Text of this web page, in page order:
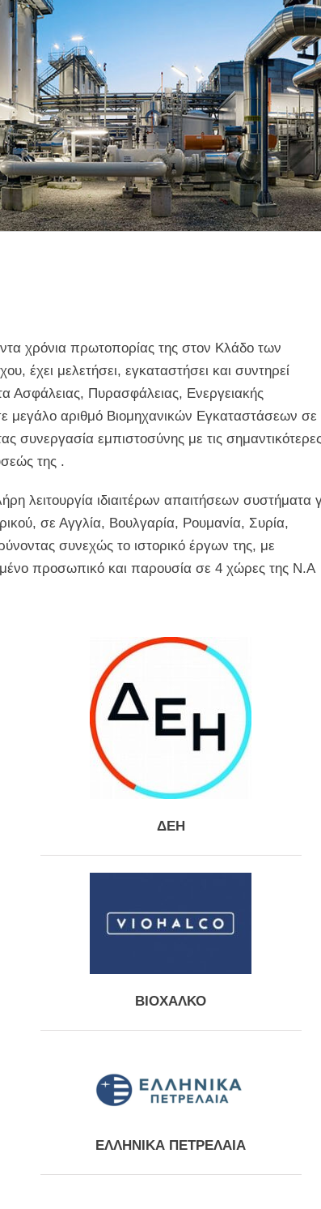
χρόνια πρωτοπορίας της στον Κλάδο των
έχει μελετήσει, εγκαταστήσει και συντηρεί
Ασφάλειας, Πυρασφάλειας, Ενεργειακής
μεγάλο αριθμό Βιομηχανικών Εγκαταστάσεων σε
συνεργασία εμπιστοσύνης με τις σημαντικότερες
της .
λειτουργία ιδιαιτέρων απαιτήσεων συστήματα
σε Αγγλία, Βουλγαρία, Ρουμανία, Συρία,
συνεχώς το ιστορικό έργων της, με
προσωπικό και παρουσία σε 4 χώρες της Ν.Α
ΔΕΗ
ΒΙΟΧΑΛΚΟ
ΕΛΛΗΝΙΚΑ ΠΕΤΡΕΛΑΙΑ